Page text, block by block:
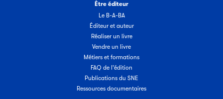
Être éditeur
Le B-A-BA
Éditeur et auteur
Réaliser un livre
Vendre un livre
Métiers et formations
FAQ de l'édition
Publications du SNE
Ressources documentaires